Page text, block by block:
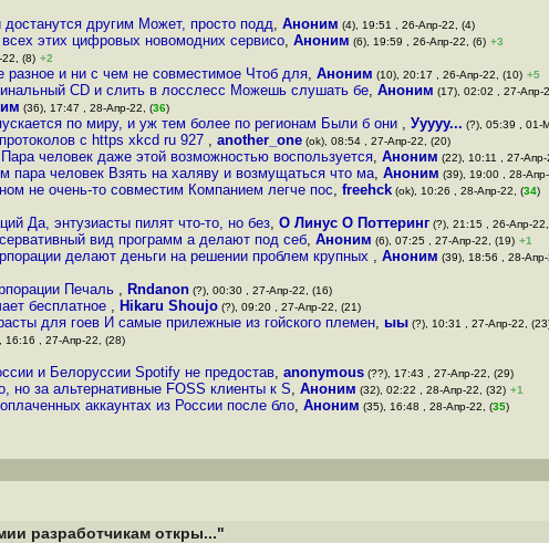
другим Может, просто подд, Аноним (4), 19:51 , 26-Апр-22, (4)
этих цифровых новомодних сервисо, Аноним (6), 19:59 , 26-Апр-22, (6) +3
(8) +2
разное и ни с чем не совместимое Чтоб для, Аноним (10), 20:17 , 26-Апр-22, (10) +5
CD и слить в лосслесс Можешь слушать бе, Аноним (17), 02:02 , 27-Апр-
(36), 17:47 , 28-Апр-22, (36)
по миру, и уж тем более по регионам Были б они , Ууууу... (?), 05:39 , 01-
с https xkcd ru 927 , another_one (ok), 08:54 , 27-Апр-22, (20)
человек даже этой возможностью воспользуется, Аноним (22), 10:11 , 27-
пара человек Взять на халяву и возмущаться что ма, Аноним (39), 19:00 , 28-
не очень-то совместим Компанием легче пос, freehck (ok), 10:26 , 28-Апр-22, (34)
Да, энтузиасты пилят что-то, но без, О Линус О Поттеринг (?), 21:15 , 26-Апр-
вид программ а делают под себ, Аноним (6), 07:25 , 27-Апр-22, (19) +1
делают деньги на решении проблем крупных , Аноним (39), 18:56 , 28-
Печаль , Rndanon (?), 00:30 , 27-Апр-22, (16)
бесплатное , Hikaru Shoujo (?), 09:20 , 27-Апр-22, (21)
для гоев И самые прилежные из гойского племен, ыы (?), 10:31 , 27-Апр-22,
16:16 , 27-Апр-22, (28)
и Белоруссии Spotify не предостав, anonymous (??), 17:43 , 27-Апр-22, (29)
но за альтернативные FOSS клиенты к S, Аноним (32), 02:22 , 28-Апр-22, (32) +1
аккаунтах из России после бло, Аноним (35), 16:48 , 28-Апр-22, (35)
разработчикам откры..."